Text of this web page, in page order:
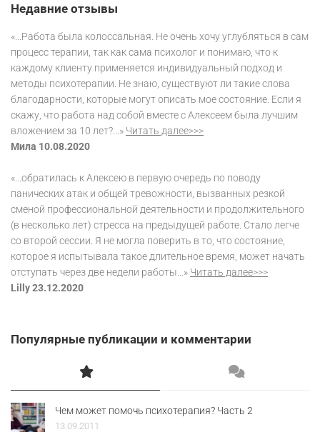
Недавние отзывы
«...Работа была колоссальная. Не очень хочу углубляться в сам
процесс терапии, так как сама психолог и понимаю, что к
каждому клиенту применяется индивидуальный подход и
методы психотерапии. Не знаю, существуют ли такие слова
благодарности, которые могут описать мое состояние. Если я
скажу, что работа над собой вместе с Алексеем была лучшим
вложением за 10 лет?...» Читать далее>>>
Мила 10.08.2020
«...обратилась к Алексею в первую очередь по поводу
панических атак и общей тревожности, вызванных резкой
сменой профессиональной деятельности и продолжительного
(в несколько лет) стресса на предыдущей работе. Стало легче
со второй сессии. Я не могла поверить в то, что состояние,
которое я испытывала такое длительное время, может начать
отступать через две недели работы...» Читать далее>>>
Lilly 23.12.2020
Популярные публикации и комментарии
Чем может помочь психотерапия? Часть 2
13.09.2011